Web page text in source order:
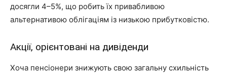
досягли 4–5%, що робить їх привабливою
альтернативою облігаціям із низькою прибутковістю.
Акції, орієнтовані на дивіденди
Хоча пенсіонери знижують свою загальну схильність